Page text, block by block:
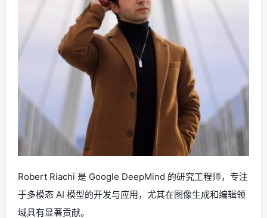
Robert Riachi 是 Google DeepMind 的研究工程师，专注
于多模态 AI 模型的开发与应用，尤其在图像生成和编辑领
域具有显著贡献。